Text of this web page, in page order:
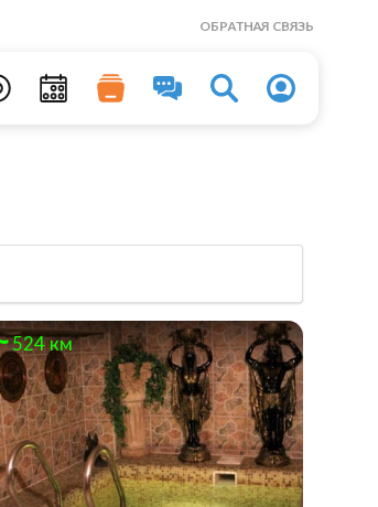
ОБРАТНАЯ СВЯЗЬ
524 км